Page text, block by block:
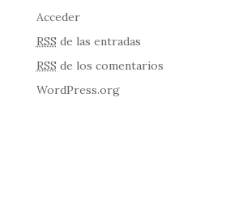
Acceder
RSS de las entradas
RSS de los comentarios
WordPress.org